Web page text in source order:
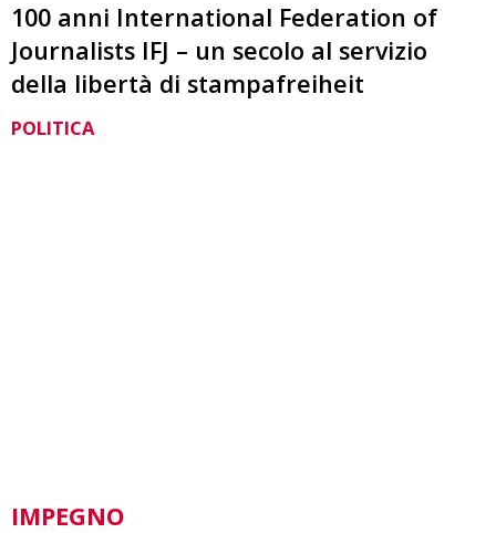
100 anni International Federation of
Journalists IFJ – un secolo al servizio
della libertà di stampafreiheit
POLITICA
IMPEGNO